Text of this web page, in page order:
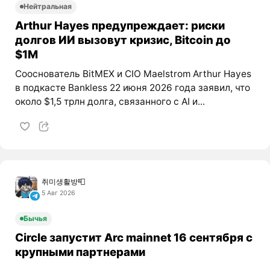
Нейтральная
Arthur Hayes предупреждает: риски
долгов ИИ вызовут кризис, Bitcoin до
$1M
Сооснователь BitMEX и CIO Maelstrom Arthur Hayes
в подкасте Bankless 22 июня 2026 года заявил, что
около $1,5 трлн долга, связанного с AI и...
취미생활방📮
5 Авг 2026
Бычья
Circle запустит Arc mainnet 16 сентября с
крупными партнерами